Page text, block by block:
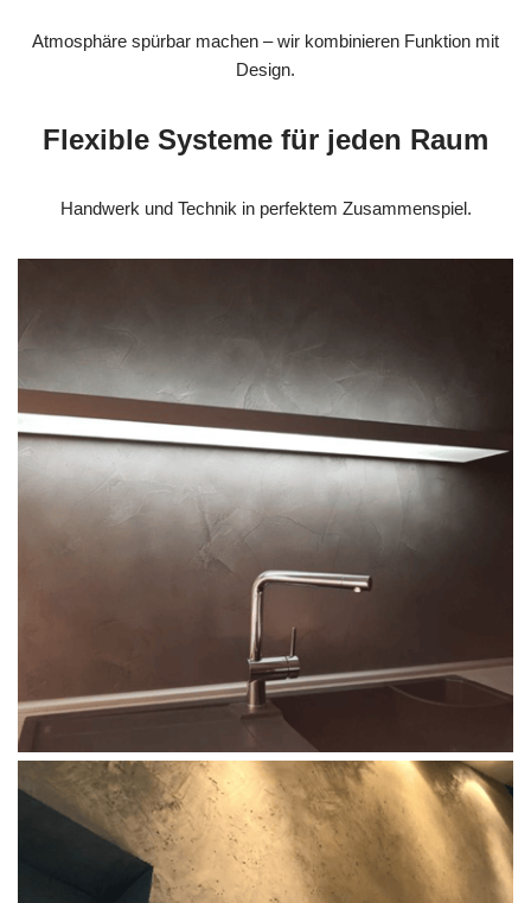
Atmosphäre spürbar machen – wir kombinieren Funktion mit
Design.
Flexible Systeme für jeden Raum
Handwerk und Technik in perfektem Zusammenspiel.